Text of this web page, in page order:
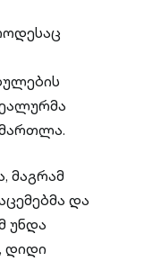
მაგრამ
და
უნდა
დიდი